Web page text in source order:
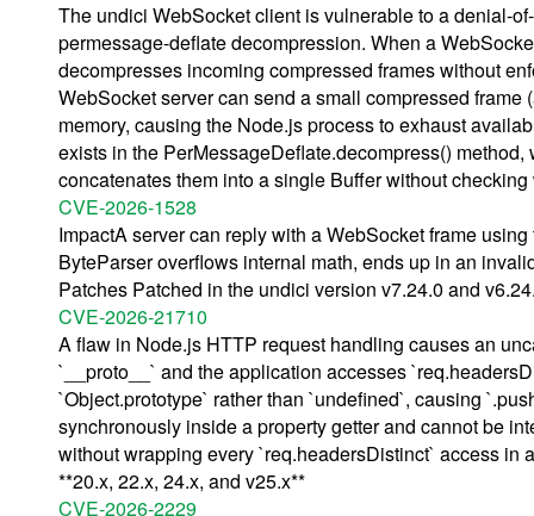
The undici WebSocket client is vulnerable to a denial-
permessage-deflate decompression. When a
decompresses incoming compressed frames without
WebSocket server can send a small compressed
memory, causing the Node.js process to exhaust
exists in the PerMessageDeflate.decompress()
concatenates them into a single Buffer without
CVE-2026-1528
ImpactA server can reply with a WebSocket frame
ByteParser overflows internal math, ends up in an
Patches Patched in the undici version v7.24.0 and
CVE-2026-21710
A flaw in Node.js HTTP request handling causes an
`__proto__` and the application accesses
`Object.prototype` rather than `undefined`, causing
synchronously inside a property getter and cannot be
without wrapping every `req.headersDistinct` access
**20.x, 22.x, 24.x, and v25.x**
CVE-2026-2229